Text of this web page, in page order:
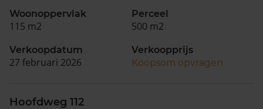
Woonoppervlak
115 m2
Perceel
500 m2
Verkoopdatum
27 februari 2026
Verkoopprijs
Koopsom opvragen
Hoofdweg 112